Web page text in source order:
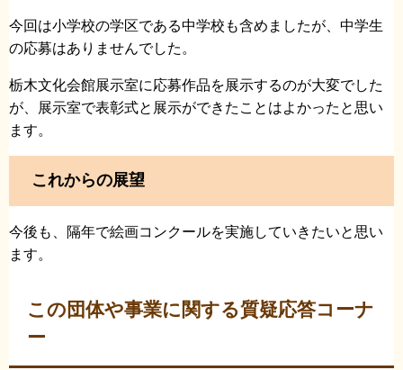
今回は小学校の学区である中学校も含めましたが、中学生
の応募はありませんでした。
栃木文化会館展示室に応募作品を展示するのが大変でした
が、展示室で表彰式と展示ができたことはよかったと思い
ます。
これからの展望
今後も、隔年で絵画コンクールを実施していきたいと思い
ます。
この団体や事業に関する質疑応答コーナ
ー